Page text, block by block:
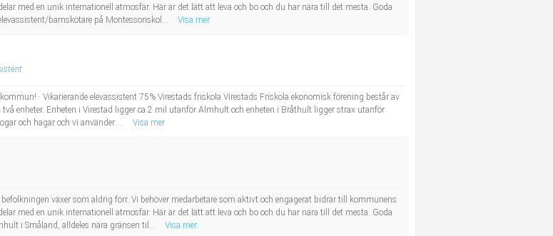
med en unik internationell atmosfär. Här är det lätt att leva och bo och du har nära till det mesta. Goda
barnskötare på Montessoriskol...
Visa mer
· Vikarierande elevassistent 75% Virestads friskola Virestads Friskola ekonomisk förening består av
enheter. Enheten i Virestad ligger ca 2 mil utanför Älmhult och enheten i Bråthult ligger strax utanför
och hagar och vi använder ...
Visa mer
växer som aldrig förr. Vi behöver medarbetare som aktivt och engagerat bidrar till kommunens
med en unik internationell atmosfär. Här är det lätt att leva och bo och du har nära till det mesta. Goda
i Småland, alldeles nära gränsen til...
Visa mer